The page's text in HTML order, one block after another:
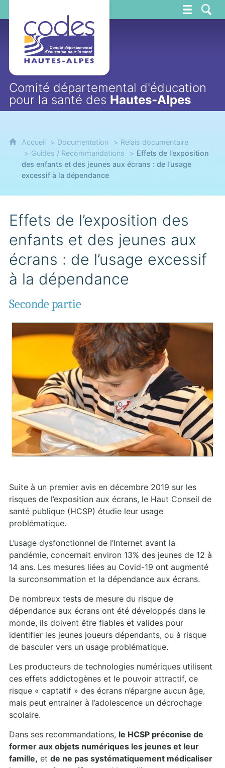
Comité départemental d'éducation
pour la santé des Hautes-Alpes
Accueil Documentation
Relais documentaire
Guides / Recommandations
Effets de l’exposition
des enfants et des jeunes aux écrans : de l’usage
excessif à la dépendance
Effets de l’exposition des
enfants et des jeunes aux
écrans : de l’usage excessif
à la dépendance
Seconde partie
Suite à un premier avis en décembre 2019 sur les
risques de l’exposition aux écrans, le Haut Conseil de
santé publique (HCSP) étudie leur usage
problématique.
L’usage dysfonctionnel de l’Internet avant la
pandémie, concernait environ 13% des jeunes de 12 à
14 ans. Les mesures liées au Covid-19 ont augmenté
la surconsommation et la dépendance aux écrans.
De nombreux tests de mesure du risque de
dépendance aux écrans ont été développés dans le
monde, ils doivent être fiables et valides pour
identifier les jeunes joueurs dépendants, ou à risque
de basculer vers un usage problématique.
Les producteurs de technologies numériques utilisent
ces effets addictogènes et le pouvoir attractif, ce
risque « captatif » des écrans n’épargne aucun âge,
mais peut entrainer à l’adolescence un décrochage
scolaire.
Dans ses recommandations, le HCSP préconise de
former aux objets numériques les jeunes et leur
famille, et de ne pas systématiquement médicaliser